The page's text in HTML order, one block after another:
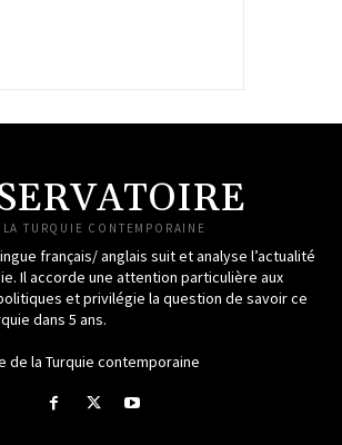
LA TURQUIE CONTEMPORAINE
français/ anglais suit et analyse l’actualité
Il accorde une attention particulière aux
et privilégie la question de savoir ce
dans 5 ans.
de la Turquie contemporaine